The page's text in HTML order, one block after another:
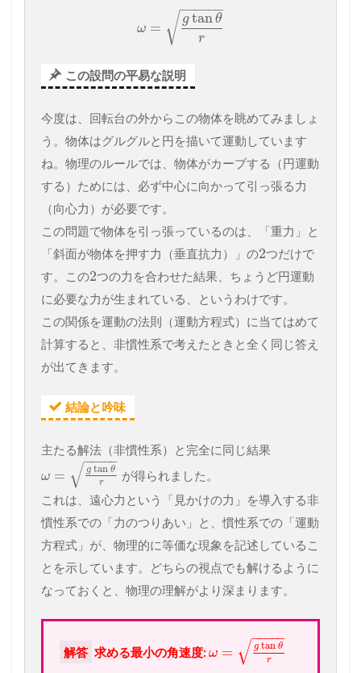
ω =
gtanθ
r
− −
−−−−
√
この設問の平易な説明
今度は、回転台の外からこの物体を眺めてみましょ
う。物体はグルグルと円を描いて運動しています
ね。物理のルールでは、物体がカーブする（円運動
する）ためには、必ず中心に向かって引っ張る力
（向心力）が必要です。
この問題で物体を引っ張っているのは、「重力」と
「斜面が物体を押す力（垂直抗力）」の2つだけで
す。この2つの力を合わせた結果、ちょうど円運動
に必要な力が生まれている、というわけです。
この関係を運動の法則（運動方程式）に当てはめて
計算すると、非慣性系で考えたときと全く同じ答え
が出てきます。
結論と吟味
主たる解法（非慣性系）と完全に同じ結果
ω = g tan θ
r
− −
−−−
√
が得られました。
これは、遠心力という「見かけの力」を導入する非
慣性系での「力のつりあい」と、慣性系での「運動
方程式」が、物理的に等価な現象を記述しているこ
とを示しています。どちらの視点でも解けるように
なっておくと、物理の理解がより深まります。
解答 求める最小の角速度: ω = g tan θ
r
− −
−−−
√